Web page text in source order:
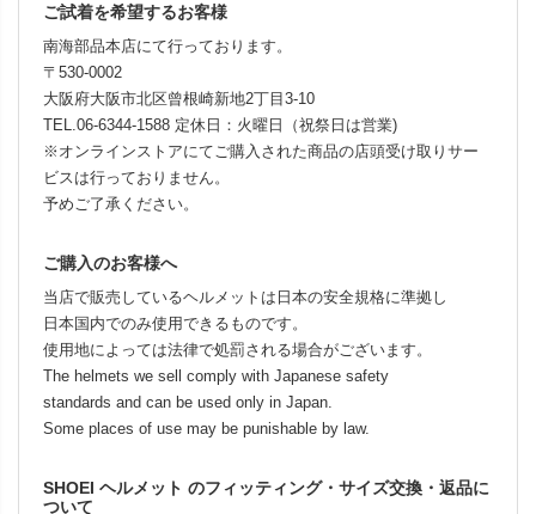
ご試着を希望するお客様
南海部品本店にて行っております。
〒530-0002
大阪府大阪市北区曾根崎新地2丁目3-10
TEL.06-6344-1588 定休日：火曜日（祝祭日は営業)
※オンラインストアにてご購入された商品の店頭受け取りサー
ビスは行っておりません。
予めご了承ください。
ご購入のお客様へ
当店で販売しているヘルメットは日本の安全規格に準拠し
日本国内でのみ使用できるものです。
使用地によっては法律で処罰される場合がございます。
The helmets we sell comply with Japanese safety
standards and can be used only in Japan.
Some places of use may be punishable by law.
SHOEI ヘルメット のフィッティング・サイズ交換・返品に
ついて